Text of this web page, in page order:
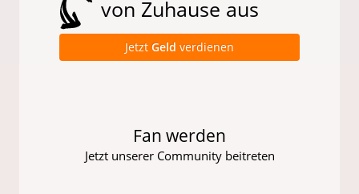
von Zuhause aus
Jetzt Geld verdienen
Fan werden
Jetzt unserer Community beitreten